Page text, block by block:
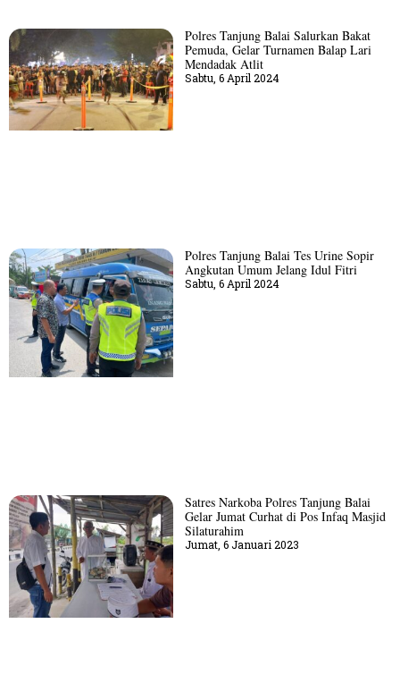
Polres Tanjung Balai Salurkan Bakat
Pemuda, Gelar Turnamen Balap Lari
Mendadak Atlit
Sabtu, 6 April 2024
Polres Tanjung Balai Tes Urine Sopir
Angkutan Umum Jelang Idul Fitri
Sabtu, 6 April 2024
Satres Narkoba Polres Tanjung Balai
Gelar Jumat Curhat di Pos Infaq Masjid
Silaturahim
Jumat, 6 Januari 2023